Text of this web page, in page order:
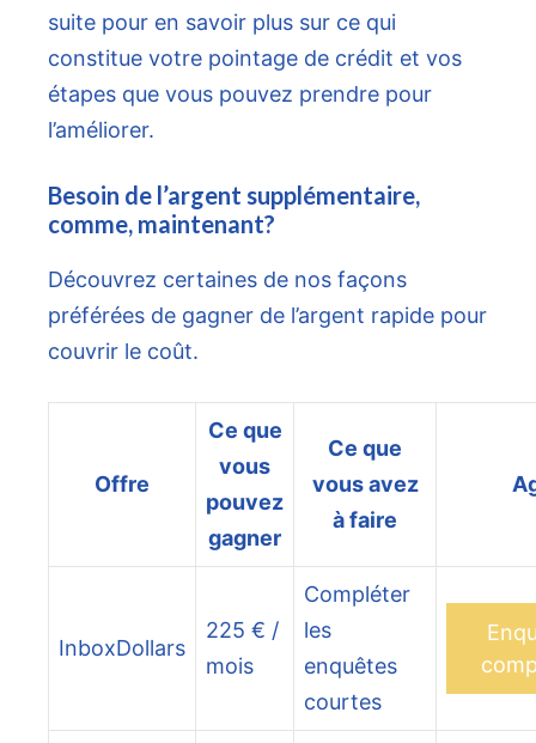
suite pour en savoir plus sur ce qui
constitue votre pointage de crédit et vos
étapes que vous pouvez prendre pour
l’améliorer.
Besoin de l’argent supplémentaire,
comme, maintenant?
Découvrez certaines de nos façons
préférées de gagner de l’argent rapide pour
couvrir le coût.
Offre
Ce que
vous
pouvez
gagner
Ce que
vous avez
à faire
InboxDollars
225 € /
mois
Compléter
les
enquêtes
courtes